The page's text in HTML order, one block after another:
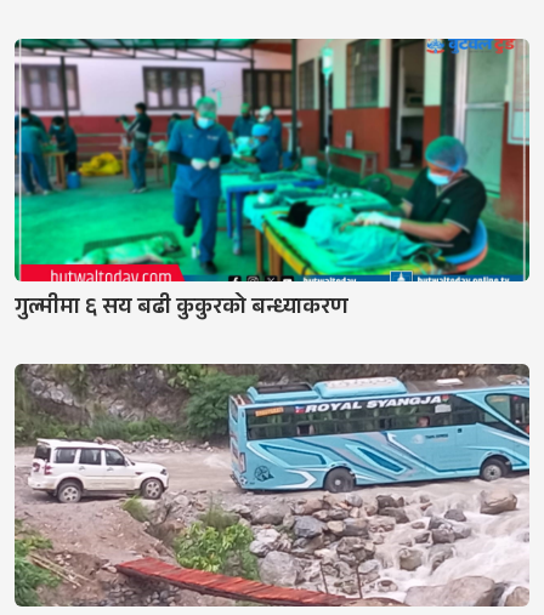
गुल्मीमा ६ सय बढी कुकुरको बन्ध्याकरण